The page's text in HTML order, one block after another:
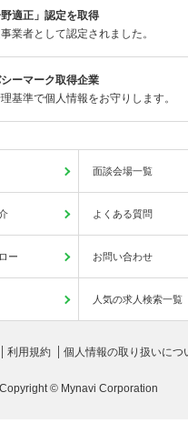
野適正」認定を取得
業者として認定されました。
ーマーク取得企業
基準で個人情報をお守りします。
面談会場一覧
よくある質問
ー お問い合わせ
人気の求人検索一覧
利用規約 個人情報の取り扱いにつ
Copyright © Mynavi Corporation